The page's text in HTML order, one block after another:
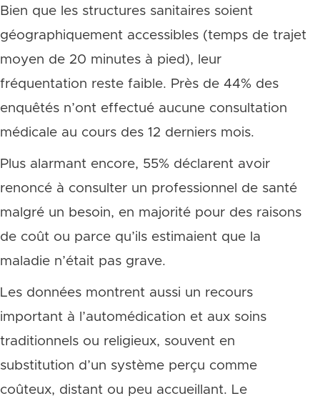
Bien que les structures sanitaires soient
géographiquement accessibles (temps de trajet
moyen de 20 minutes à pied), leur
fréquentation reste faible. Près de 44% des
enquêtés n’ont effectué aucune consultation
médicale au cours des 12 derniers mois.
Plus alarmant encore, 55% déclarent avoir
renoncé à consulter un professionnel de santé
malgré un besoin, en majorité pour des raisons
de coût ou parce qu’ils estimaient que la
maladie n’était pas grave.
Les données montrent aussi un recours
important à l’automédication et aux soins
traditionnels ou religieux, souvent en
substitution d’un système perçu comme
coûteux, distant ou peu accueillant. Le